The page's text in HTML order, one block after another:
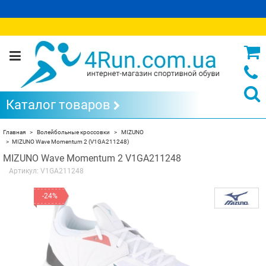
Каталог товаров
Главная Волейбольные кроссовки
MIZUNO
MIZUNO Wave Momentum 2 (V1GA211248)
MIZUNO Wave Momentum 2 V1GA211248
Артикул: V1GA211248
-24%